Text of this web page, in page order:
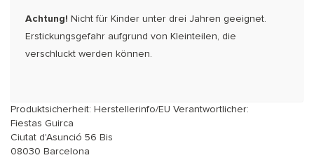
Achtung! Nicht für Kinder unter drei Jahren geeignet.
Erstickungsgefahr aufgrund von Kleinteilen, die
verschluckt werden können.
Produktsicherheit: Herstellerinfo/EU Verantwortlicher:
Fiestas Guirca
Ciutat d'Asunció 56 Bis
08030 Barcelona